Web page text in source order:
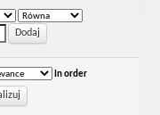
In order